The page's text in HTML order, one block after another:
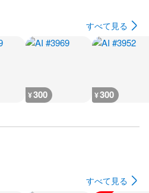
すべて見る
¥300 ¥300
すべて見る